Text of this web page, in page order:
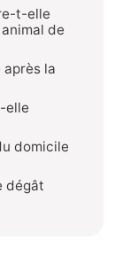
t-elle
de
la
elle
domicile
dégât